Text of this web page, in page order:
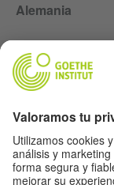
Alemania
Aviso legal
Siga la revista